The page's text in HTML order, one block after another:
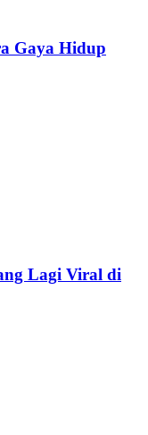
Gaya Hidup
Lagi Viral di